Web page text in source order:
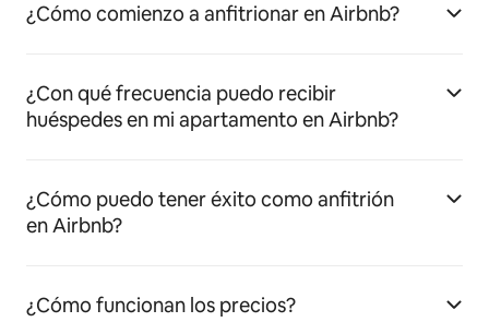
¿Cómo comienzo a anfitrionar en Airbnb?
¿Con qué frecuencia puedo recibir
huéspedes en mi apartamento en Airbnb?
¿Cómo puedo tener éxito como anfitrión
en Airbnb?
¿Cómo funcionan los precios?